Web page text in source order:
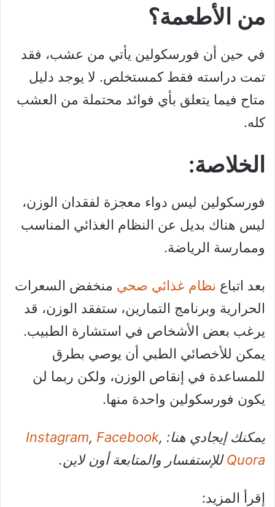
من الأطعمة؟
في حين أن فورسكولين يأتي من عشب، فقد
تمت دراسته فقط كمستخلص. لا يوجد دليل
متاح فيما يتعلق بأي فوائد محتملة من العشب
كله.
الخلاصة:
فورسكولين ليس دواء معجزة لفقدان الوزن،
ليس هناك بديل عن النظام الغذائي المناسب
وممارسة الرياضة.
بعد اتباع نظام غذائي صحي منخفض السعرات
الحرارية وبرنامج التمارين، ستفقد الوزن، قد
يرغب بعض الأشخاص في استشارة الطبيب.
يمكن للأخصائي الطبي أن يوصي بطرق
للمساعدة في إنقاص الوزن، ولكن ربما لن
يكون فورسكولين واحدة منها.
يمكنك إيجادي هنا: Instagram, Facebook,
Quoraللإستفسار والمتابعة أون لاين.
إقرأ المزيد: